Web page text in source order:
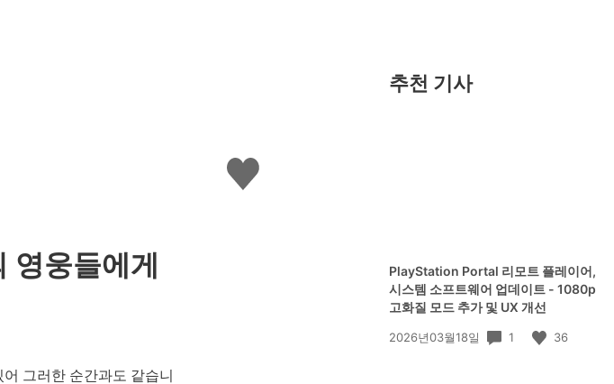
좋
아
영웅들에게
그러한 순간과도 같습니
추천 기사
PlayStation Portal 리모트 플레이어,
시스템 소프트웨어 업데이트 - 1080p
고화질 모드 추가 및 UX 개선
공
2026년03월18일 1 36